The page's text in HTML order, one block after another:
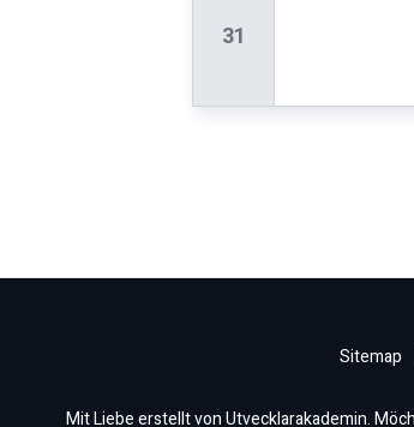
31
Sitemap
Mit Liebe erstellt von Utvecklarakademin.